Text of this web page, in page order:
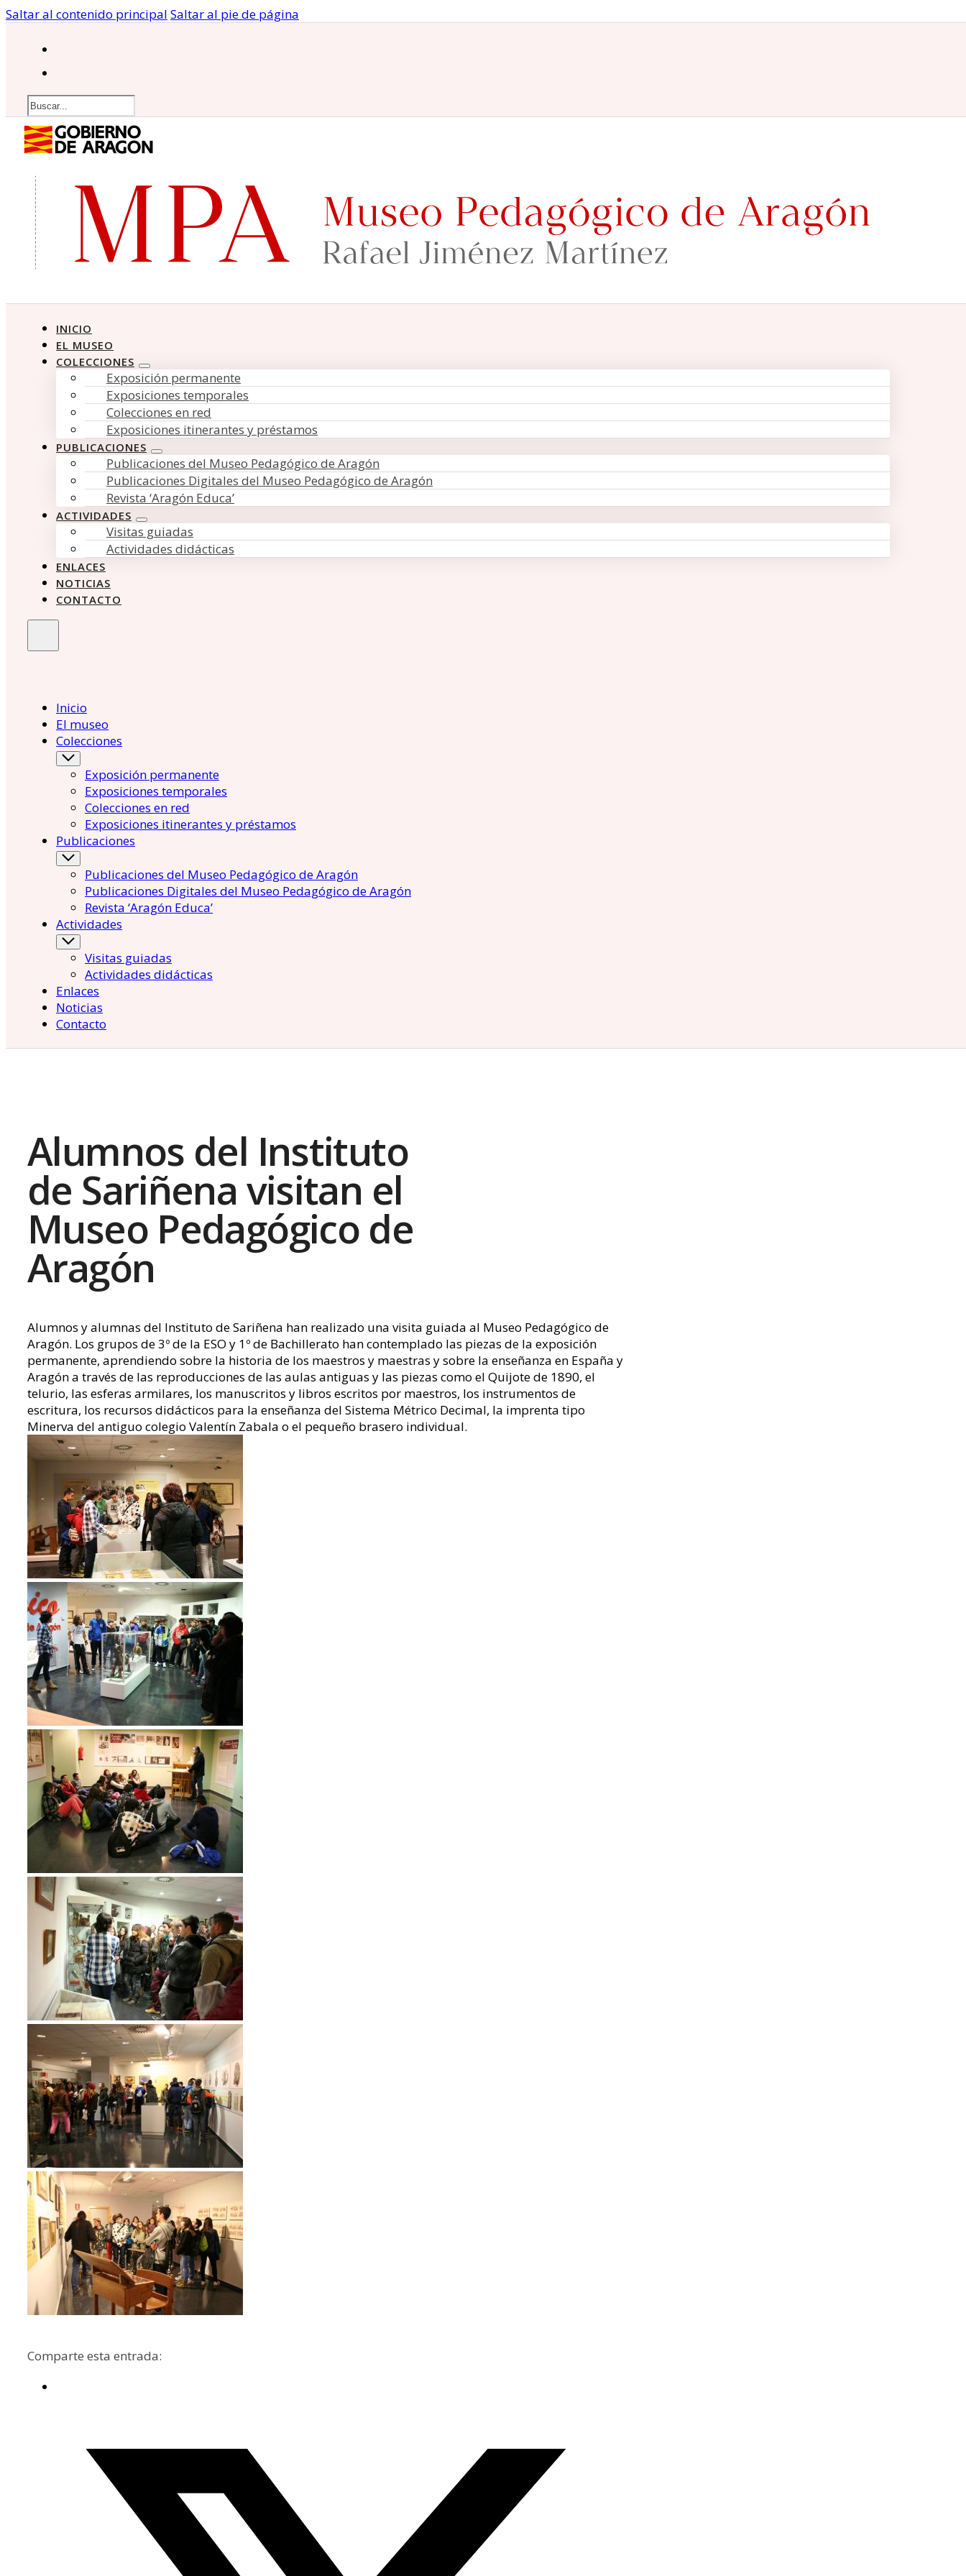
Saltar al contenido principal Saltar al pie de página
Buscar
INICIO
EL MUSEO
COLECCIONES
Exposición permanente
Exposiciones temporales
Colecciones en red
Exposiciones itinerantes y préstamos
PUBLICACIONES
Publicaciones del Museo Pedagógico de Aragón
Publicaciones Digitales del Museo Pedagógico de Aragón
Revista ‘Aragón Educa’
ACTIVIDADES
Visitas guiadas
Actividades didácticas
ENLACES
NOTICIAS
CONTACTO
Inicio
El museo
Colecciones
Exposición permanente
Exposiciones temporales
Colecciones en red
Exposiciones itinerantes y préstamos
Publicaciones
Publicaciones del Museo Pedagógico de Aragón
Publicaciones Digitales del Museo Pedagógico de Aragón
Revista ‘Aragón Educa’
Actividades
Visitas guiadas
Actividades didácticas
Enlaces
Noticias
Contacto
Alumnos del Instituto
de Sariñena visitan el
Museo Pedagógico de
Aragón
Alumnos y alumnas del Instituto de Sariñena han realizado una visita guiada al Museo Pedagógico de
Aragón. Los grupos de 3º de la ESO y 1º de Bachillerato han contemplado las piezas de la exposición
permanente, aprendiendo sobre la historia de los maestros y maestras y sobre la enseñanza en España y
Aragón a través de las reproducciones de las aulas antiguas y las piezas como el Quijote de 1890, el
telurio, las esferas armilares, los manuscritos y libros escritos por maestros, los instrumentos de
escritura, los recursos didácticos para la enseñanza del Sistema Métrico Decimal, la imprenta tipo
Minerva del antiguo colegio Valentín Zabala o el pequeño brasero individual.
Comparte esta entrada: